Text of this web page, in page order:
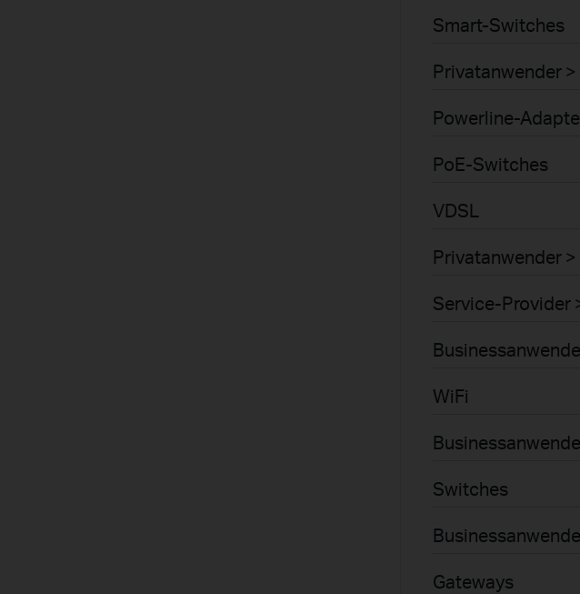
Smart-Switches
Privatanwender
Powerline-
PoE-Switches
VDSL
Privatanwender
Service-Provider
WiFi
Switches
Gateways